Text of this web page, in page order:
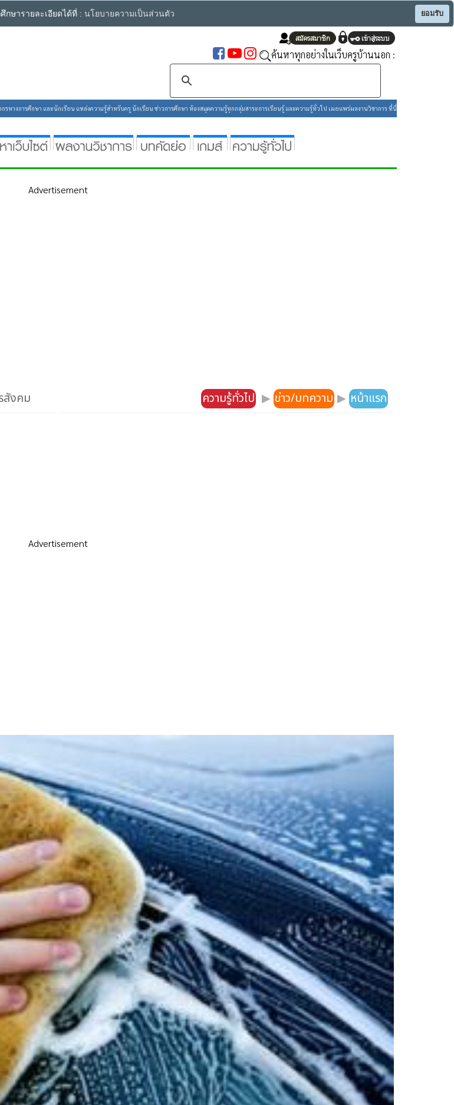
ษารายละเอียดได้ที่ : นโยบายความเป็นส่วนตัว ยอมรับ
ค้นหาทุกอย่างในเว็บครูบ้านนอก :
รทางการศึกษา และนักเรียน แหล่งความรู้สำหรับครู นักเรียน ข่าวการศึกษา ห้องสมุดความรู้ทุกกลุ่มสาระการเรียนรู้ และความรู้ทั่วไป เผยแพร่ผลงานวิชาการ ที่นี่
Advertisement
สังคม ความรู้ทั่วไป ▶ ข่าว/บทความ ▶ หน้าแรก
Advertisement